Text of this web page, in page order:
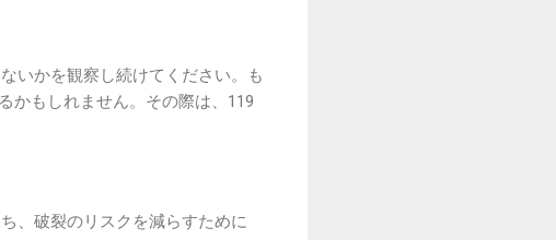
いかを観察し続けてください。も
かもしれません。その際は、119
、破裂のリスクを減らすために